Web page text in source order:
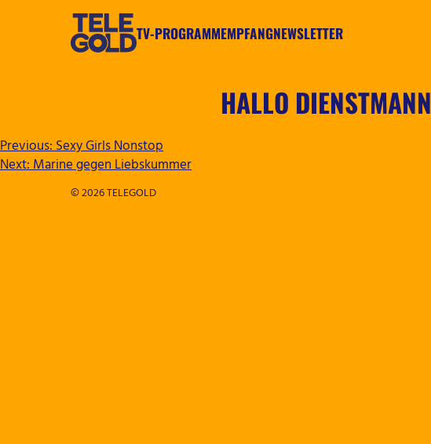
TV-PROGRAMMEMPFANGNEWSLETTER
HALLO DIENSTMANN
BEITRAGSNAVIGATION
Previous:Sexy Girls Nonstop
Next:Marine gegen Liebskummer
© 2026 TELEGOLD